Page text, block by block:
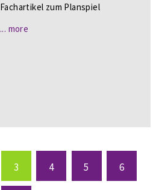
Fachartikel zum Planspiel
... more
3 4 5 6